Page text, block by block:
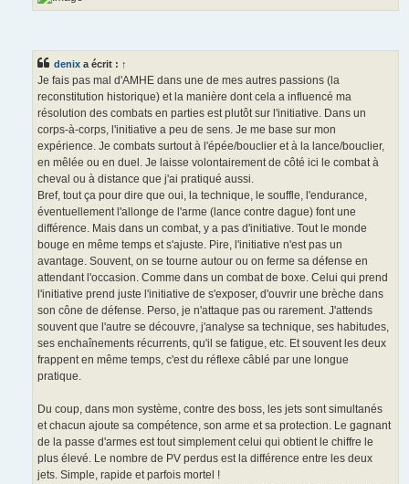
denix a écrit : ↑
Je fais pas mal d'AMHE dans une de mes autres passions (la
reconstitution historique) et la manière dont cela a influencé ma
résolution des combats en parties est plutôt sur l'initiative. Dans un
corps-à-corps, l'initiative a peu de sens. Je me base sur mon
expérience. Je combats surtout à l'épée/bouclier et à la lance/bouclier,
en mêlée ou en duel. Je laisse volontairement de côté ici le combat à
cheval ou à distance que j'ai pratiqué aussi.
Bref, tout ça pour dire que oui, la technique, le souffle, l'endurance,
éventuellement l'allonge de l'arme (lance contre dague) font une
différence. Mais dans un combat, y a pas d'initiative. Tout le monde
bouge en même temps et s'ajuste. Pire, l'initiative n'est pas un
avantage. Souvent, on se tourne autour ou on ferme sa défense en
attendant l'occasion. Comme dans un combat de boxe. Celui qui prend
l'initiative prend juste l'initiative de s'exposer, d'ouvrir une brèche dans
son cône de défense. Perso, je n'attaque pas ou rarement. J'attends
souvent que l'autre se découvre, j'analyse sa technique, ses habitudes,
ses enchaînements récurrents, qu'il se fatigue, etc. Et souvent les deux
frappent en même temps, c'est du réflexe câblé par une longue
pratique.
Du coup, dans mon système, contre des boss, les jets sont simultanés
et chacun ajoute sa compétence, son arme et sa protection. Le gagnant
de la passe d'armes est tout simplement celui qui obtient le chiffre le
plus élevé. Le nombre de PV perdus est la différence entre les deux
jets. Simple, rapide et parfois mortel !